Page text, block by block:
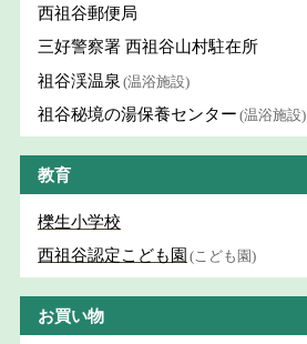
西祖谷郵便局
三好警察署 西祖谷山村駐在所
祖谷渓温泉 (温浴施設)
祖谷秘境の湯保養センター (温浴施設)
教育
櫟生小学校
西祖谷認定こども園 (こども園)
お買い物